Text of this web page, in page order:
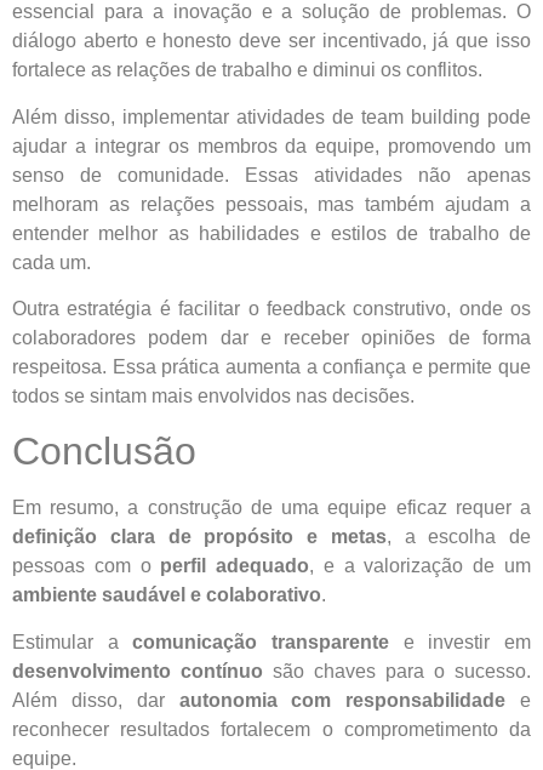
essencial para a inovação e a solução de problemas. O
diálogo aberto e honesto deve ser incentivado, já que isso
fortalece as relações de trabalho e diminui os conflitos.
Além disso, implementar atividades de team building pode
ajudar a integrar os membros da equipe, promovendo um
senso de comunidade. Essas atividades não apenas
melhoram as relações pessoais, mas também ajudam a
entender melhor as habilidades e estilos de trabalho de
cada um.
Outra estratégia é facilitar o feedback construtivo, onde os
colaboradores podem dar e receber opiniões de forma
respeitosa. Essa prática aumenta a confiança e permite que
todos se sintam mais envolvidos nas decisões.
Conclusão
Em resumo, a construção de uma equipe eficaz requer a
definição clara de propósito e metas, a escolha de
pessoas com o perfil adequado, e a valorização de um
ambiente saudável e colaborativo.
Estimular acomunicação transparente e investir em
desenvolvimento contínuo são chaves para o sucesso.
Além disso, dar autonomia com responsabilidade e
reconhecer resultados fortalecem o comprometimento da
equipe.